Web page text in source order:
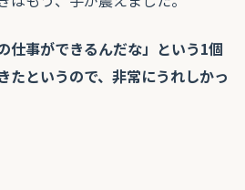
仕事ができるんだな」という1個
たというので、非常にうれしかっ